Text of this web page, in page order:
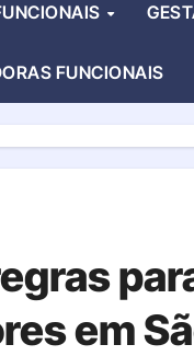
FUNCIONAIS
em